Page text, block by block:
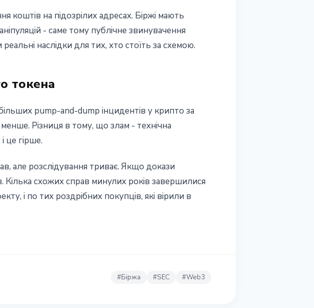
на підозрілих адресах. Біржі мають
- саме тому публічне звинувачення
наслідки для тих, хто стоїть за схемою.
токена
pump-and-dump інцидентів у крипто за
Різниця в тому, що злам - технічна
це гірше.
але розслідування триває. Якщо докази
Кілька схожих справ минулих років завершилися
і по тих роздрібних покупців, які вірили в
#Біржа #SEC #Web3